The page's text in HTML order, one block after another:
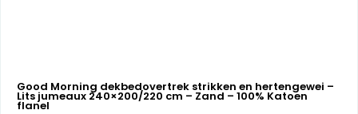
Good Morning dekbedovertrek strikken en hertengewei –
Lits jumeaux 240×200/220 cm – Zand – 100% Katoen
flanel